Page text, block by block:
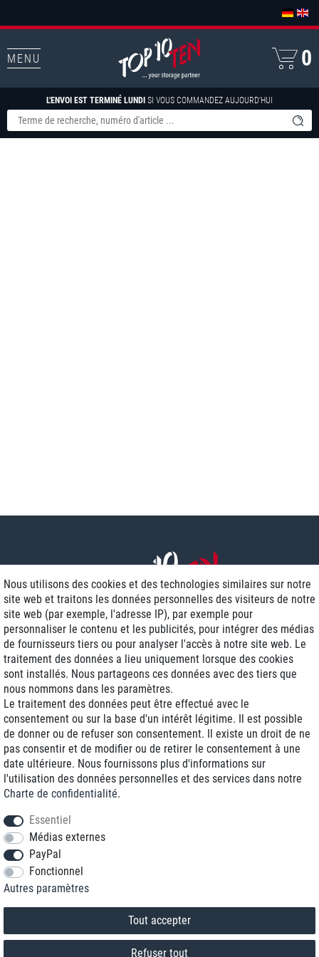
MENU
L'ENVOI EST TERMINÉ LUNDI SI VOUS COMMANDEZ AUJOURD'HUI
0
Livraison J+1
Frais d'expédition réduits
Reconditionnée avec garantie
+33 1 70 99 07 94 *
* Vous pouvez nous joindre aux tarifs locaux du lundi au vendredi de 9h à 18h.
Nous utilisons des cookies et des technologies similaires sur notre
site web et traitons les données personnelles des visiteurs de notre
site web (par exemple, l'adresse IP), par exemple pour
personnaliser le contenu et les publicités, pour intégrer des médias
de fournisseurs tiers ou pour analyser l'accès à notre site web. Le
traitement des données a lieu uniquement lorsque des cookies
sont installés. Nous partageons ces données avec des tiers que
nous nommons dans les paramètres.
Le traitement des données peut être effectué avec le
consentement ou sur la base d'un intérêt légitime. Il est possible
de donner ou de refuser son consentement. Il existe un droit de ne
pas consentir et de modifier ou de retirer le consentement à une
date ultérieure. Nous fournissons plus d'informations sur
l'utilisation des données personnelles et des services dans notre
Charte de confidentialité.
Essentiel
Médias externes
PayPal
Fonctionnel
Autres paramètres
Tout accepter
Refuser tout